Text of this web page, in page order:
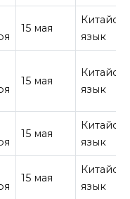
15 мая
язык
15 мая
язык
15 мая
язык
15 мая
язык